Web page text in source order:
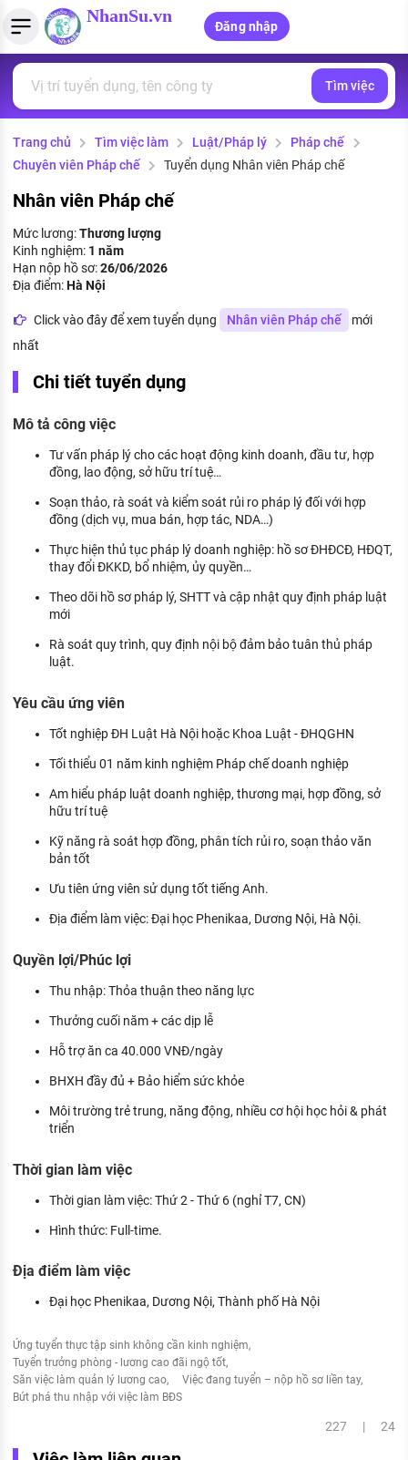
NhanSu.vn
Đăng nhập
Tìm việc làm
Việc làm ngành luật
Việc làm tốt nhất
CÔNG TY
Danh sách nhà tuyển dụng
Quản lý CV
Tải CV lên
MẪU CV THEO STYLE
Mẫu CV đơn giản
Mẫu CV hiện đại
Tính lương Gross - Net
Tính thuế thu nhập cá nhân
PHÁP LUẬT VIỆT NAM
Văn bản pháp luật
Chính sách mới
PHÁP LUẬT LAO ĐỘNG
Lao động và tiền lương
Bảo hiểm và phúc lợi
Thuế thu nhập
Chính sách lao động
KHÁM PHÁ NGHỀ NGHIỆP
Tử vi nghề nghiệp
Kỹ năng nghề nghiệp
HƯỚNG NGHIỆP VIỆC LÀM
Đặc trưng từng nghề
Xu hướng việc làm
NHÂN SỰ
Tìm việc
Trang chủ Tìm việc làm Luật/Pháp lý
Pháp chế
Chuyên viên Pháp chế
Tuyển dụng Nhân viên Pháp chế
Nhân viên Pháp chế
Mức lương:Thương lượng
Kinh nghiệm: 1 năm
Hạn nộp hồ sơ:26/06/2026
Địa điểm:Hà Nội
Click vào đây để xem tuyển dụng Nhân viên Pháp chế
mới
nhất
Chi tiết tuyển dụng
Mô tả công việc
Tư vấn pháp lý cho các hoạt động kinh doanh, đầu tư, hợp
đồng, lao động, sở hữu trí tuệ…
Soạn thảo, rà soát và kiểm soát rủi ro pháp lý đối với hợp
đồng (dịch vụ, mua bán, hợp tác, NDA…)
Thực hiện thủ tục pháp lý doanh nghiệp: hồ sơ ĐHĐCĐ, HĐQT,
thay đổi ĐKKD, bổ nhiệm, ủy quyền…
Theo dõi hồ sơ pháp lý, SHTT và cập nhật quy định pháp luật
mới
Rà soát quy trình, quy định nội bộ đảm bảo tuân thủ pháp
luật.
Yêu cầu ứng viên
Tốt nghiệp ĐH Luật Hà Nội hoặc Khoa Luật - ĐHQGHN
Tối thiểu 01 năm kinh nghiệm Pháp chế doanh nghiệp
Am hiểu pháp luật doanh nghiệp, thương mại, hợp đồng, sở
hữu trí tuệ
Kỹ năng rà soát hợp đồng, phân tích rủi ro, soạn thảo văn
bản tốt
Ưu tiên ứng viên sử dụng tốt tiếng Anh.
Địa điểm làm việc: Đại học Phenikaa, Dương Nội, Hà Nội.
Quyền lợi/Phúc lợi
Thu nhập: Thỏa thuận theo năng lực
Thưởng cuối năm + các dịp lễ
Hỗ trợ ăn ca 40.000 VNĐ/ngày
BHXH đầy đủ + Bảo hiểm sức khỏe
Môi trường trẻ trung, năng động, nhiều cơ hội học hỏi & phát
triển
Thời gian làm việc
Thời gian làm việc: Thứ 2 - Thứ 6 (nghỉ T7, CN)
Hình thức: Full-time.
Địa điểm làm việc
Đại học Phenikaa, Dương Nội, Thành phố Hà Nội
Ứng tuyển thực tập sinh không cần kinh nghiệm
Tuyển trưởng phòng - lương cao đãi ngộ tốt
Săn việc làm quản lý lương cao
Việc đang tuyển – nộp hồ sơ liền tay
Bứt phá thu nhập với việc làm BĐS
227 | 24